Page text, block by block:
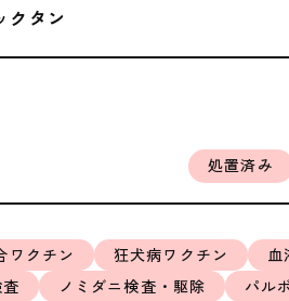
クタン
ワクチン 狂犬病ワクチン 血
ノミダニ検査・駆除
パル
処置済み